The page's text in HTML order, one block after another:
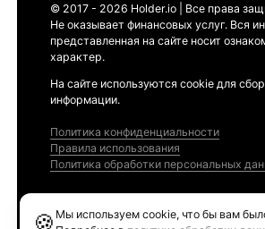
© 2017 - 2026 Holder.io | Все права
Не оказывает финансовых услуг. Вся
представленная на сайте носит
характер.
На сайте используются cookie для
информации.
Политика конфиденциальности
Правила использования
Политика обработки персональных
🍪 Мы используем cookie, что бы вам